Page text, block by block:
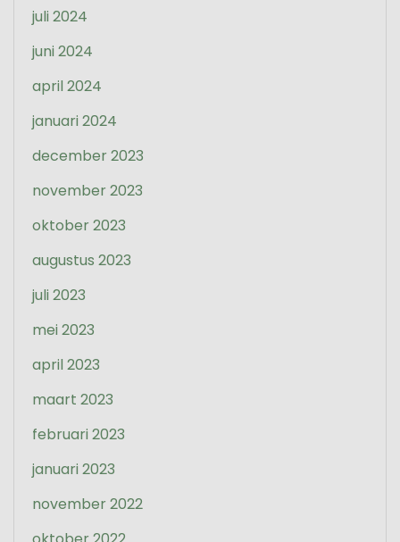
juli 2024
juni 2024
april 2024
januari 2024
december 2023
november 2023
oktober 2023
augustus 2023
juli 2023
mei 2023
april 2023
maart 2023
februari 2023
januari 2023
november 2022